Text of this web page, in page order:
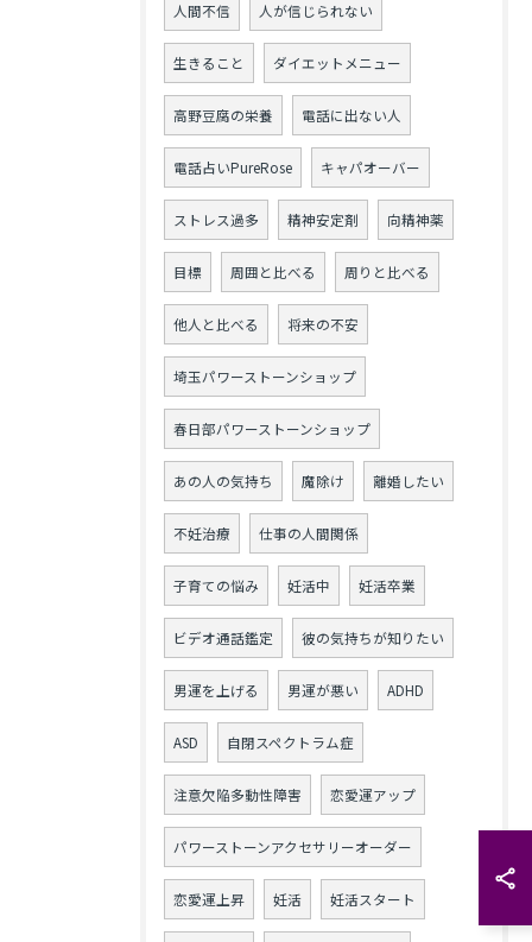
人間不信 人が信じられない
生きること ダイエットメニュー
高野豆腐の栄養 電話に出ない人
電話占いPureRose キャパオーバー
ストレス過多 精神安定剤 向精神薬
目標 周囲と比べる 周りと比べる
他人と比べる 将来の不安
埼玉パワーストーンショップ
春日部パワーストーンショップ
あの人の気持ち 魔除け 離婚したい
不妊治療 仕事の人間関係
子育ての悩み 妊活中 妊活卒業
ビデオ通話鑑定 彼の気持ちが知りたい
男運を上げる 男運が悪い ADHD
ASD 自閉スペクトラム症
注意欠陥多動性障害 恋愛運アップ
パワーストーンアクセサリーオーダー
恋愛運上昇 妊活 妊活スタート